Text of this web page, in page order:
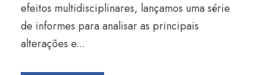
efeitos multidisciplinares, lançamos uma série
de informes para analisar as principais
alterações e...